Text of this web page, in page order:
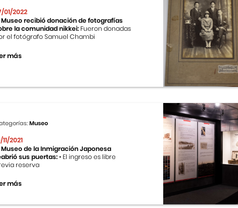
01/2022
Museo recibió donación de fotografías
la comunidad nikkei: Fueron donadas
el fotógrafo Samuel Chambi
más
Museo
11/2021
Museo de la Inmigración Japonesa
sus puertas:• El ingreso es libre
reserva
más